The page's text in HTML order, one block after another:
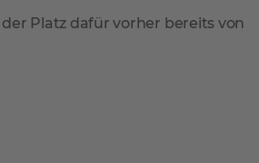
Platz dafür vorher bereits von